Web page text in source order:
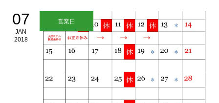
07
JAN
2018
営業日